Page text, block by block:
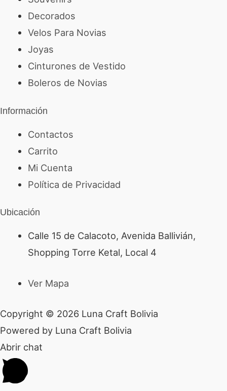
Decorados
Velos Para Novias
Joyas
Cinturones de Vestido
Boleros de Novias
Información
Contactos
Carrito
Mi Cuenta
Política de Privacidad
Ubicación
Calle 15 de Calacoto, Avenida Ballivián,
Shopping Torre Ketal, Local 4
Ver Mapa
Copyright © 2026 Luna Craft Bolivia
Powered by Luna Craft Bolivia
Abrir chat